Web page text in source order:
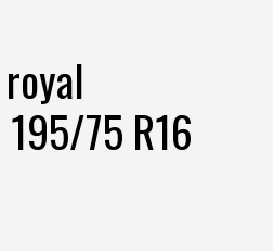
75 R16